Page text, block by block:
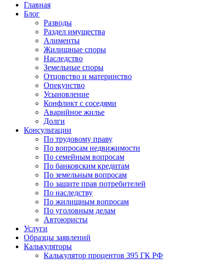
Главная
Блог
Разводы
Раздел имущества
Алименты
Жилищные споры
Наследство
Земельные споры
Отцовство и материнство
Опекунство
Усыновление
Конфликт с соседями
Аварийное жилье
Долги
Консультации
По трудовому праву
По вопросам недвижимости
По семейным вопросам
По банковским кредитам
По земельным вопросам
По защите прав потребителей
По наследству
По жилищным вопросам
По уголовным делам
Автоюристы
Услуги
Образцы заявлений
Калькуляторы
Калькулятор процентов 395 ГК РФ